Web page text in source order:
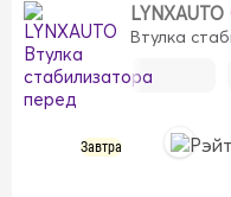
LYNXAUTO
Втулка
Завтра